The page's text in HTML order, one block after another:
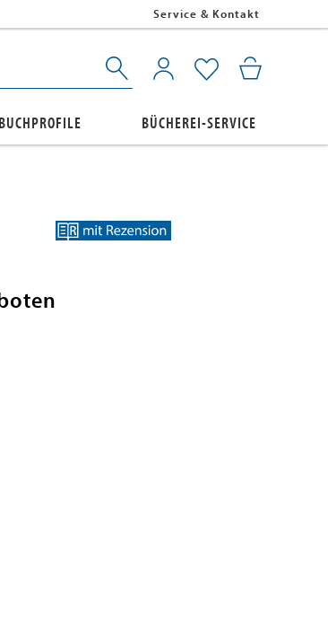
Service & Kontakt
BUCHPROFILE BÜCHEREI-SERVICE